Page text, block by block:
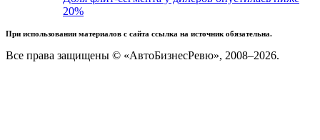
20%
При использовании материалов с сайта ссылка на источник обязательна.
Все права защищены © «АвтоБизнесРевю», 2008–2026.